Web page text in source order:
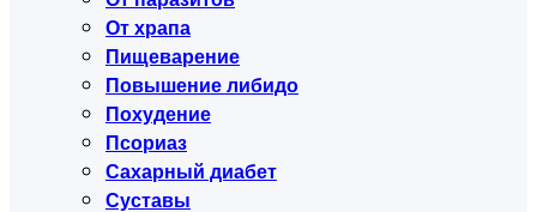
От храпа
Пищеварение
Повышение либидо
Похудение
Псориаз
Сахарный диабет
Суставы